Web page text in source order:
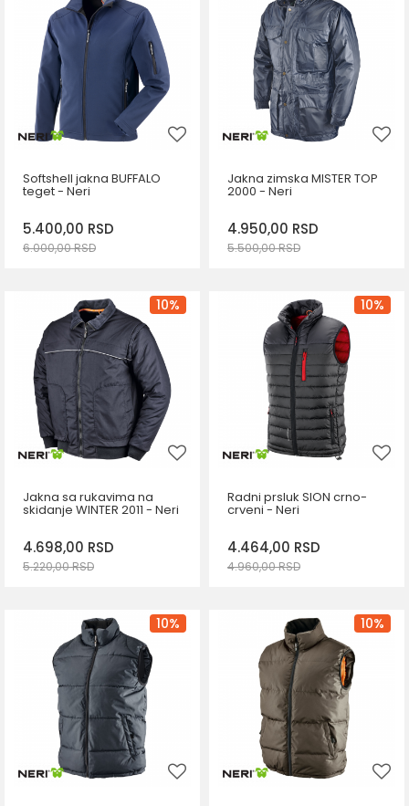
42 M L
2XL
3XL
Softshell jakna BUFFALO
teget - Neri
5.400,00 RSD
6.000,00RSD
S
M L
2XL
DODAJ U KORPU
Jakna zimska MISTER TOP
2000 - Neri
4.950,00 RSD
5.500,00RSD
M L
3XL
DODAJ U KORPU
10%
Jakna sa rukavima na
skidanje WINTER 2011 - Neri
4.698,00 RSD
5.220,00RSD
M
DODAJ U KORPU
10%
Radni prsluk SION crno-
crveni - Neri
4.464,00 RSD
4.960,00RSD
DODAJ U KORPU
10% 10%